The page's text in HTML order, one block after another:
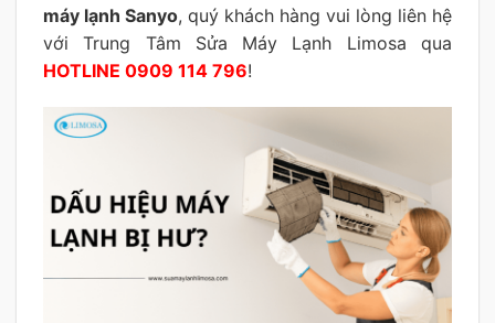
máy lạnh Sanyo, quý khách hàng vui lòng liên hệ
với Trung Tâm Sửa Máy Lạnh Limosa qua
HOTLINE 0909 114 796!